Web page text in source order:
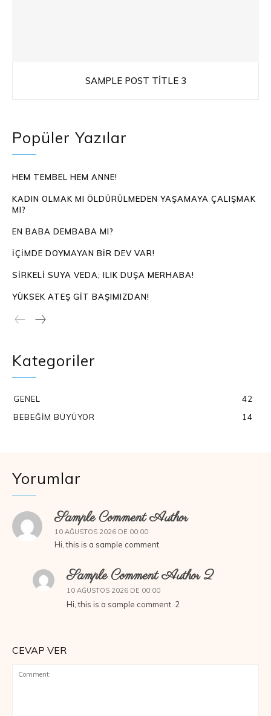
SAMPLE POST TITLE 3
Popüler Yazılar
HEM TEMBEL HEM ANNE!
KADIN OLMAK MI ÖLDÜRÜLMEDEN YAŞAMAYA ÇALIŞMAK
MI?
EN BABA DEMBABA MI?
İÇIMDE DOYMAYAN BIR DEV VAR!
SIRKELI SUYA VEDA; ILIK DUŞA MERHABA!
YÜKSEK ATEŞ GIT BAŞIMIZDAN!
Kategoriler
GENEL
42
BEBEĞIM BÜYÜYOR
14
Yorumlar
Sample Comment Author
10 AĞUSTOS 2026 DE 00:00
Hi, this is a sample comment.
Sample Comment Author 2
10 AĞUSTOS 2026 DE 00:00
Hi, this is a sample comment. 2
CEVAP VER